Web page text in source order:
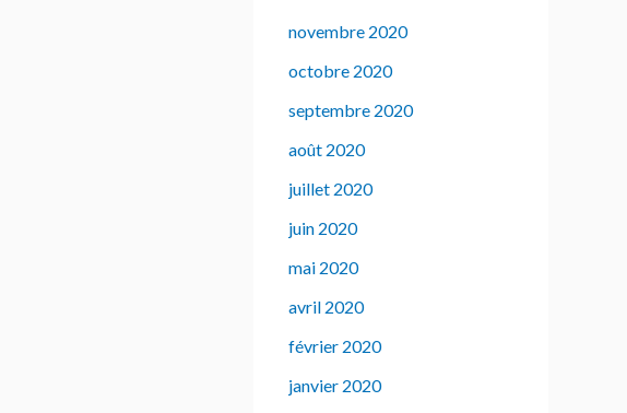
novembre 2020
octobre 2020
septembre 2020
août 2020
juillet 2020
juin 2020
mai 2020
avril 2020
février 2020
janvier 2020